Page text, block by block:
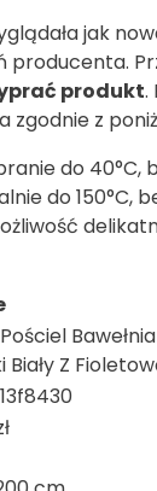
jak
producenta.
produkt.
zgodnie z
do 40°C,
do 150°C,
Biały Z